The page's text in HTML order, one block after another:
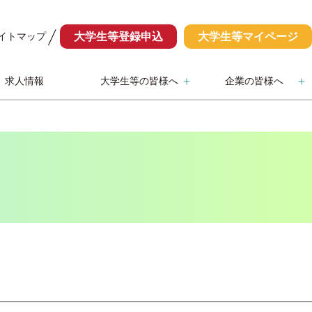
トマップ 大学生等登録申込 大学生等マイページ
求人情報 大学生等の皆様へ 企業の皆様へ